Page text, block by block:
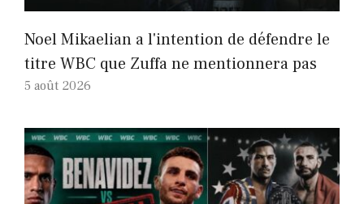
Noel Mikaelian a l'intention de défendre le
titre WBC que Zuffa ne mentionnera pas
5 août 2026